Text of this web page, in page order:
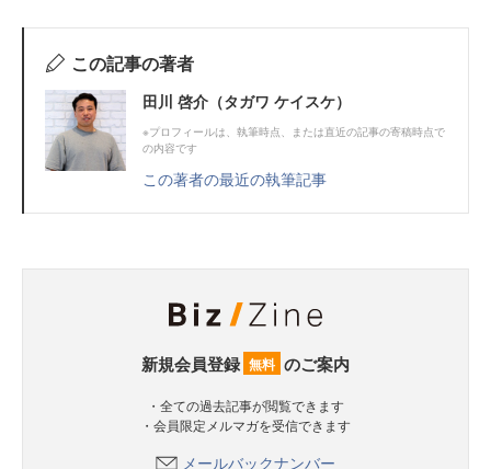
この記事の著者
田川 啓介（タガワ ケイスケ）
※プロフィールは、執筆時点、または直近の記事の寄稿時点で
の内容です
この著者の最近の執筆記事
新規会員登録 無料 のご案内
・全ての過去記事が閲覧できます
・会員限定メルマガを受信できます
メールバックナンバー